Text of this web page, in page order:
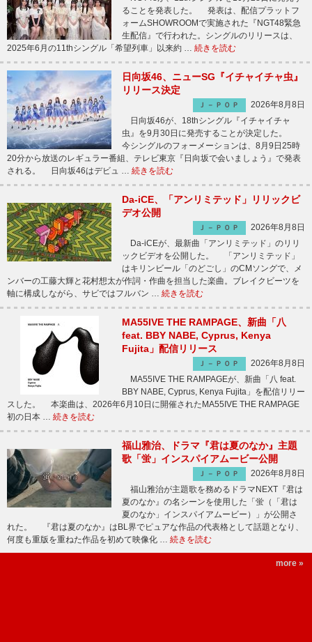
ることを発表した。 発表は、配信プラットフ
ォームSHOWROOMで実施された『NGT48緊急
生配信』で行われた。シングルのリリースは、
2025年6月の11thシングル「希望列車」以来約 … 続きを読む
日向坂46、ニューSG『イチャイチャ虫』
リリース決定
Ｊ－ＰＯＰ
2026年8月8日
日向坂46が、18thシングル『イチャイチャ
虫』を9月30日に発売することが決定した。
今シングルのフォーメーションは、8月9日25時
20分から放送のレギュラー番組、テレビ東京『日向坂で会いましょう』で発表
される。 日向坂46はデビュ … 続きを読む
Da-iCE、「アンリミテッド」リリックビ
デオ公開
Ｊ－ＰＯＰ
2026年8月8日
Da-iCEが、最新曲「アンリミテッド」のリリ
ックビデオを公開した。 「アンリミテッド」
はキリンビール「のどごし」のCMソングで、メ
ンバーの工藤大輝と花村想太が作詞・作曲を担当した楽曲。ブレイクビーツを
軸に構成しながら、サビではフルバン … 続きを読む
MA55IVE THE RAMPAGE、新曲「八
feat. BBY NABE, Cyprus, Kenya
Fujita」配信リリース
Ｊ－ＰＯＰ
2026年8月8日
MA55IVE THE RAMPAGEが、新曲「八 feat.
BBY NABE, Cyprus, Kenya Fujita」を配信リリー
スした。 本楽曲は、2026年6月10日に開催されたMA55IVE THE RAMPAGE
初の日本 … 続きを読む
福山雅治、ドラマ『君は夏のなか』主題
歌「蛍」インスパイアムービー公開
Ｊ－ＰＯＰ
2026年8月8日
福山雅治が主題歌を務めるドラマNEXT『君は
夏のなか』の名シーンを使用した「蛍（「君は
夏のなか」インスパイアムービー）」が公開さ
れた。 『君は夏のなか』はBL界でピュアな作品の代表格として話題となり、
何度も重版を重ねた作品を初めて映像化 … 続きを読む
more »